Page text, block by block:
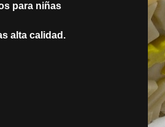
para niñas
alta calidad.